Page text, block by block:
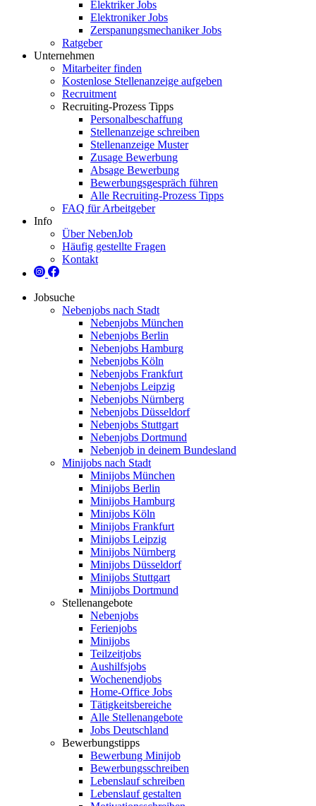
Elektriker Jobs
Elektroniker Jobs
Zerspanungsmechaniker Jobs
Ratgeber
Unternehmen
Mitarbeiter finden
Kostenlose Stellenanzeige aufgeben
Recruitment
Recruiting-Prozess Tipps
Personalbeschaffung
Stellenanzeige schreiben
Stellenanzeige Muster
Zusage Bewerbung
Absage Bewerbung
Bewerbungsgespräch führen
Alle Recruiting-Prozess Tipps
FAQ für Arbeitgeber
Info
Über NebenJob
Häufig gestellte Fragen
Kontakt
Jobsuche
Nebenjobs nach Stadt
Nebenjobs München
Nebenjobs Berlin
Nebenjobs Hamburg
Nebenjobs Köln
Nebenjobs Frankfurt
Nebenjobs Leipzig
Nebenjobs Nürnberg
Nebenjobs Düsseldorf
Nebenjobs Stuttgart
Nebenjobs Dortmund
Nebenjob in deinem Bundesland
Minijobs nach Stadt
Minijobs München
Minijobs Berlin
Minijobs Hamburg
Minijobs Köln
Minijobs Frankfurt
Minijobs Leipzig
Minijobs Nürnberg
Minijobs Düsseldorf
Minijobs Stuttgart
Minijobs Dortmund
Stellenangebote
Nebenjobs
Ferienjobs
Minijobs
Teilzeitjobs
Aushilfsjobs
Wochenendjobs
Home-Office Jobs
Tätigkeitsbereiche
Alle Stellenangebote
Jobs Deutschland
Bewerbungstipps
Bewerbung Minijob
Bewerbungsschreiben
Lebenslauf schreiben
Lebenslauf gestalten